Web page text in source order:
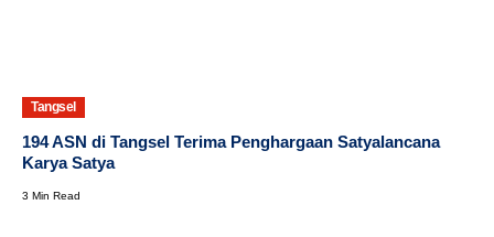
Tangsel
194 ASN di Tangsel Terima Penghargaan Satyalancana
Karya Satya
3 Min Read